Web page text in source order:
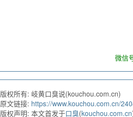
微信
版权所有: 岐黄口臭说(kouchou.com.cn)
原文链接: https://www.kouchou.com.cn/
版权声明: 本文首发于口臭(kouchou.com.cn